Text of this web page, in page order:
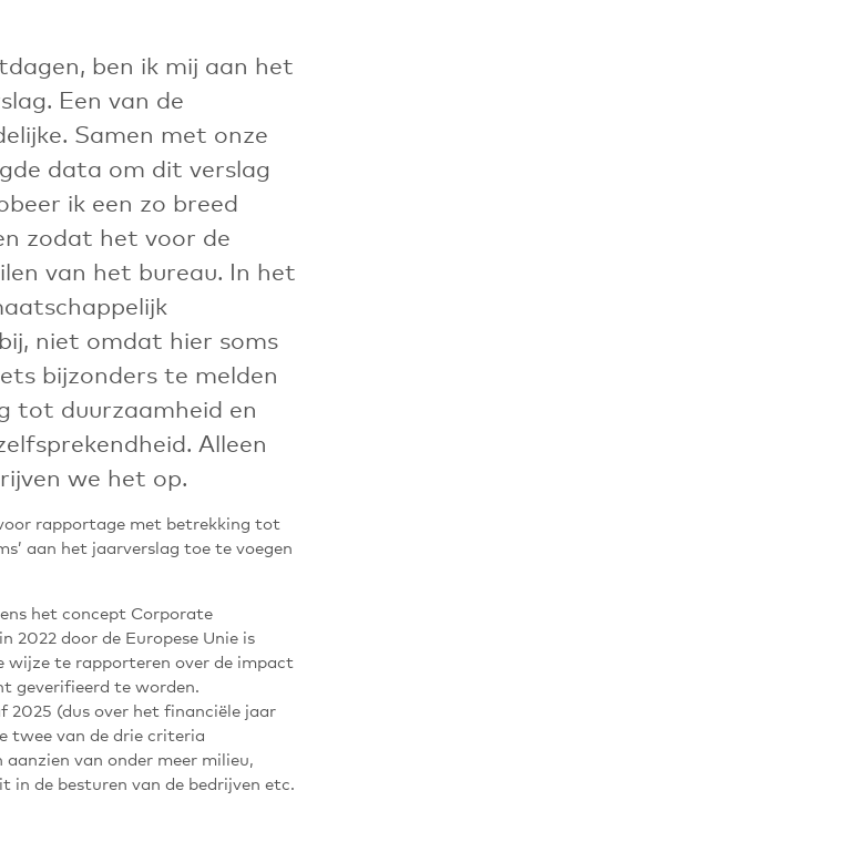
ben ik mij aan het
Een van de
Samen met onze
data om dit verslag
ik een zo breed
zodat het voor de
van het bureau. In het
niet omdat hier soms
bijzonders te melden
tot duurzaamheid en
Alleen
we het op.
rapportage met betrekking tot
aan het jaarverslag toe te voegen
het concept Corporate
2022 door de Europese Unie is
wijze te rapporteren over de impact
geverifieerd te worden.
2025 (dus over het financiële jaar
twee van de drie criteria
van onder meer milieu,
de besturen van de bedrijven etc.